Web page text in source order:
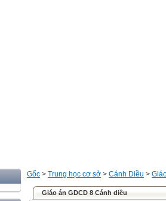
Gốc > Trung học cơ sở > Cánh Diều >
Giáo án GDCD 8 Cánh diều